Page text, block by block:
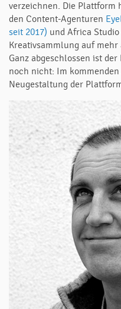
verzeichnen. Die Plattform
den Content-Agenturen
seit 2017) und Africa
Kreativsammlung auf
Ganz abgeschlossen ist
noch nicht: Im
Neugestaltung der